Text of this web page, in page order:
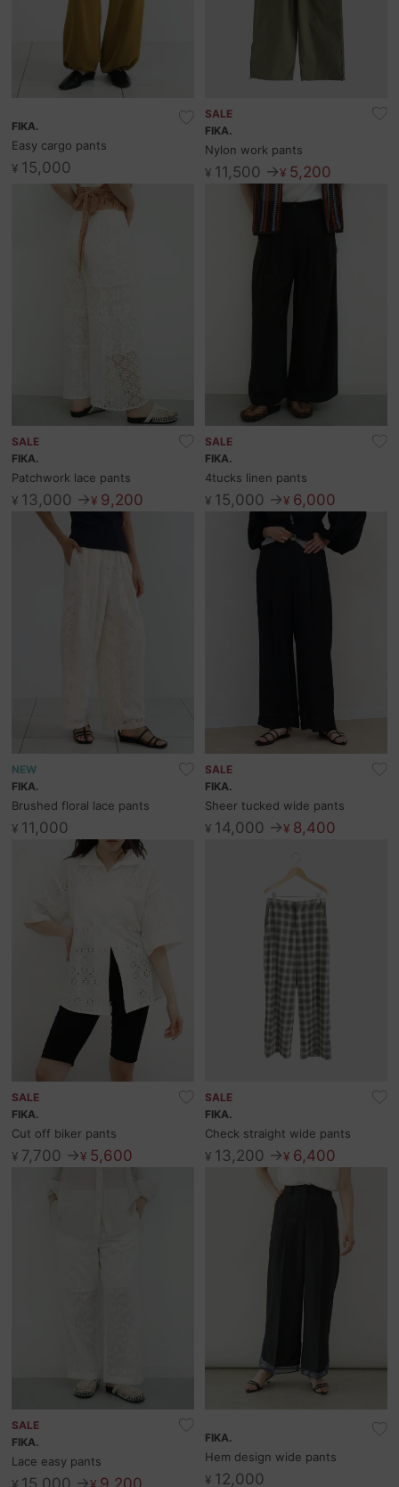
FIKA.
Easy cargo pants
¥15,000
SALE
FIKA.
Nylon work pants
¥11,500 →¥5,200
SALE
FIKA.
Patchwork lace pants
¥13,000 →¥9,200
SALE
FIKA.
4tucks linen pants
¥15,000 →¥6,000
NEW
FIKA.
Brushed floral lace pants
¥11,000
SALE
FIKA.
Sheer tucked wide pants
¥14,000 →¥8,400
SALE
FIKA.
Cut off biker pants
¥7,700 →¥5,600
SALE
FIKA.
Check straight wide pants
¥13,200 →¥6,400
SALE
FIKA.
Lace easy pants
15,000 → 9,200
FIKA.
Hem design wide pants
¥12,000